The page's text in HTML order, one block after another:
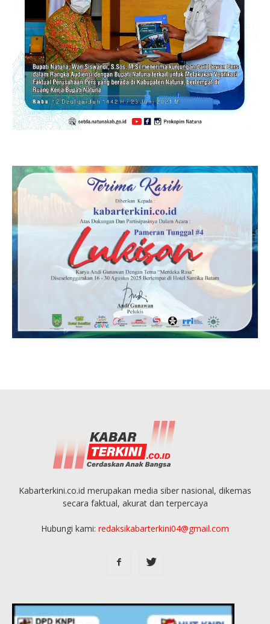
Kabarterkini.co.id merupakan media siber nasional, dikemas
secara faktual, akurat dan terpercaya
Hubungi kami: redaksikabarterkini04@gmail.com